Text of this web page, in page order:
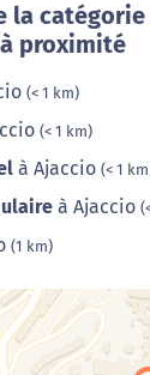
la
proximité
(< 1 km)
(< 1 km)
à Ajaccio (< 1
à Ajaccio
(1 km)